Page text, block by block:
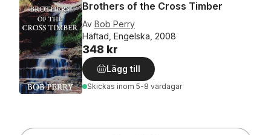
Brothers of the Cross Timber
Av Bob Perry
Häftad, Engelska, 2008
348 kr
Lägg till
Skickas inom 5-8 vardagar